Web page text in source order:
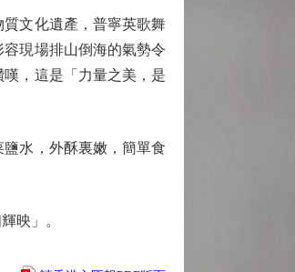
文化遺產，普寧英歌舞
現場排山倒海的氣勢令
，這是「力量之美，是
水，外酥裏嫩，簡單食
映」。